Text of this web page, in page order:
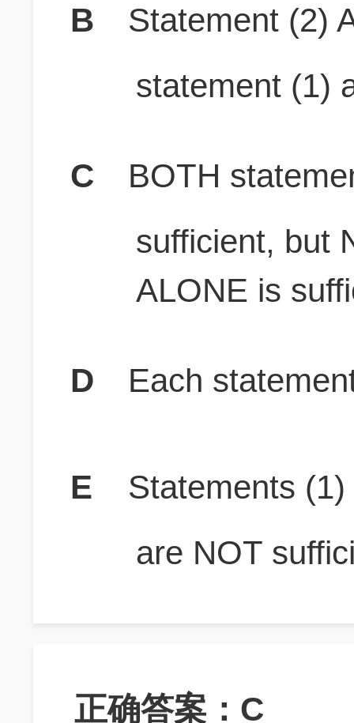
B
Statement (2)
statement (1)
C
BOTH
sufficient, but
ALONE is
D Each
E
Statements
are NOT
正确答案：C